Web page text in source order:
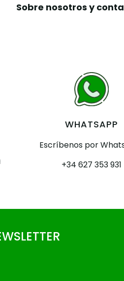
Sobre nosotros y
WHATSAPP
Escríbenos por
+34 627 353 931